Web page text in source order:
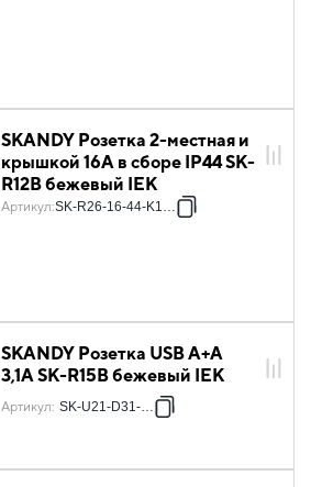
SKANDY Розетка 2-местная и
крышкой 16А в сборе IP44 SK-
R12B бежевый IEK
Артикул:SK-R26-16-44-K10-F
SKANDY Розетка USB A+A
3,1А SK-R15B бежевый IEK
Артикул: SK-U21-D31-K10